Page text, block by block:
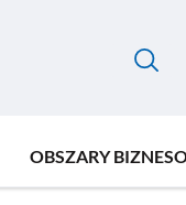
OBSZARY